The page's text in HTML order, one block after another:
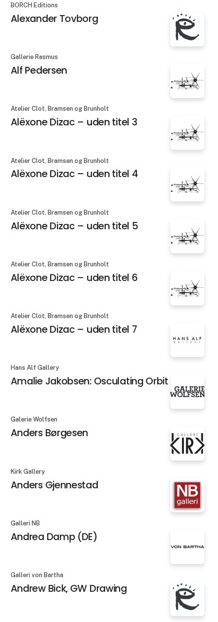
BORCH Editions
Alexander Tovborg
Gallerie Rasmus
Alf Pedersen
Atelier Clot, Bramsen og Brunholt
Alëxone Dizac – uden titel 3
Atelier Clot, Bramsen og Brunholt
Alëxone Dizac – uden titel 4
Atelier Clot, Bramsen og Brunholt
Alëxone Dizac – uden titel 5
Atelier Clot, Bramsen og Brunholt
Alëxone Dizac – uden titel 6
Atelier Clot, Bramsen og Brunholt
Alëxone Dizac – uden titel 7
Hans Alf Gallery
Amalie Jakobsen: Osculating Orbit X
Galerie Wolfsen
Anders Børgesen
Kirk Gallery
Anders Gjennestad
Galleri NB
Andrea Damp (DE)
Galleri von Bartha
Andrew Bick, GW Drawing